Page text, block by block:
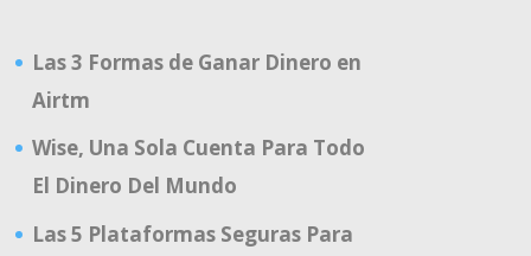
Las 3 Formas de Ganar Dinero en
Airtm
Wise, Una Sola Cuenta Para Todo
El Dinero Del Mundo
Las 5 Plataformas Seguras Para